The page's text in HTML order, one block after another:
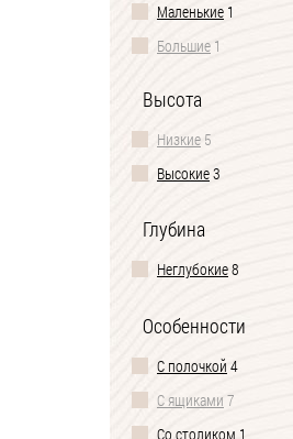
Маленькие 1
Большие 1
Высота
Низкие 5
Высокие3
Глубина
Неглубокие8
Особенности
С полочкой 4
С ящиками 7
Со столиком 1